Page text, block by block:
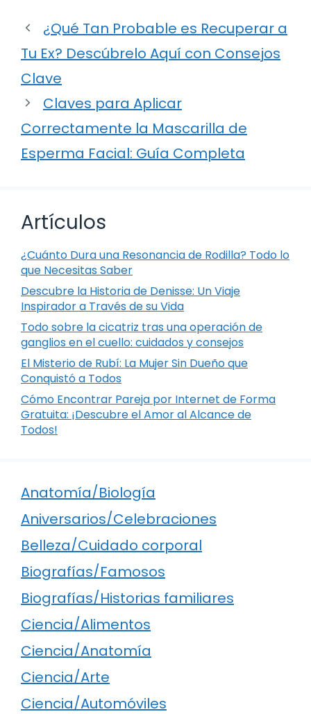
¿Qué Tan Probable es Recuperar a
Tu Ex? Descúbrelo Aquí con Consejos
Clave
Claves para Aplicar
Correctamente la Mascarilla de
Esperma Facial: Guía Completa
Artículos
¿Cuánto Dura una Resonancia de Rodilla? Todo lo
que Necesitas Saber
Descubre la Historia de Denisse: Un Viaje
Inspirador a Través de su Vida
Todo sobre la cicatriz tras una operación de
ganglios en el cuello: cuidados y consejos
El Misterio de Rubí: La Mujer Sin Dueño que
Conquistó a Todos
Cómo Encontrar Pareja por Internet de Forma
Gratuita: ¡Descubre el Amor al Alcance de
Todos!
Anatomía/Biología
Aniversarios/Celebraciones
Belleza/Cuidado corporal
Biografías/Famosos
Biografías/Historias familiares
Ciencia/Alimentos
Ciencia/Anatomía
Ciencia/Arte
Ciencia/Automóviles